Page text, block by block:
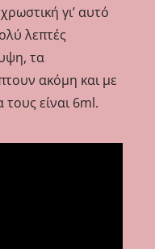
γι’ αυτό
λεπτές
τα
ακόμη και με
είναι 6ml.